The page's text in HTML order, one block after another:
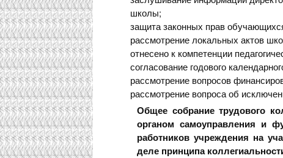
школы;
защита законных прав
рассмотрение локальных актов
отнесено к компетенции
согласование годового
рассмотрение вопросов
рассмотрение вопроса об
Общее собрание трудового
органом самоуправления и
работников учреждения на
деле принципа